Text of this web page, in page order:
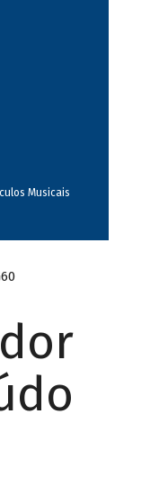
Musicais